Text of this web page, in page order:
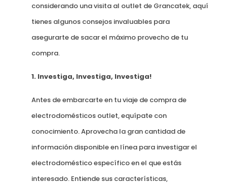
considerando una visita al outlet de Grancatek, aquí
tienes algunos consejos invaluables para
asegurarte de sacar el máximo provecho de tu
compra.
1. Investiga, Investiga, Investiga!
Antes de embarcarte en tu viaje de compra de
electrodomésticos outlet, equípate con
conocimiento. Aprovecha la gran cantidad de
información disponible en línea para investigar el
electrodoméstico específico en el que estás
interesado. Entiende sus características,